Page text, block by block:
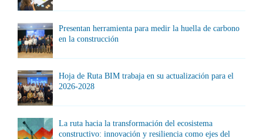
Presentan herramienta para medir la huella de carbono
en la construcción
Hoja de Ruta BIM trabaja en su actualización para el
2026-2028
La ruta hacia la transformación del ecosistema
constructivo: innovación y resiliencia como ejes del